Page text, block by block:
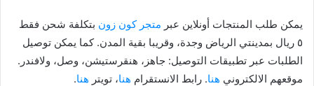
يمكن طلب المنتجات أونلاين عبر متجر كون زون بتكلفة شحن فقط
٥ ريال بمدينتي الرياض وجدة، وقريبا بقية المدن. كما يمكن توصيل
الطلبات عبر تطبيقات التوصيل: جاهز، هنقرستيشن، وصل، ولافندر.
موقعهم الالكتروني هنا. رابط الانستقرام هنا، تويتر هنا.